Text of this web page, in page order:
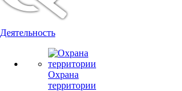
Деятельность
Охрана
территории